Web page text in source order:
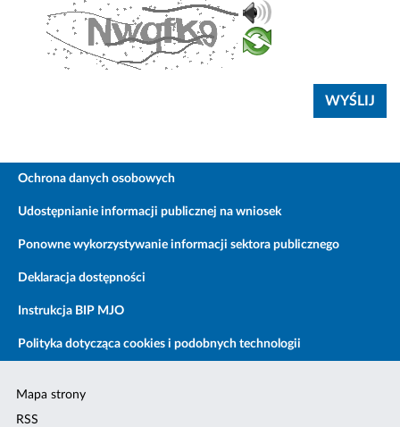
Ochrona danych osobowych
Udostępnianie informacji publicznej na wniosek
Ponowne wykorzystywanie informacji sektora publicznego
Deklaracja dostępności
Instrukcja BIP MJO
Polityka dotycząca cookies i podobnych technologii
Mapa strony
RSS